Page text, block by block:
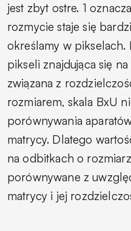
jest zbyt ostre. 1
rozmycie staje się
określamy w pikselach.
pikseli znajdująca się
związana z
rozmiarem, skala BxU
porównywania
matrycy. Dlatego
na odbitkach o
porównywane z
matrycy i jej